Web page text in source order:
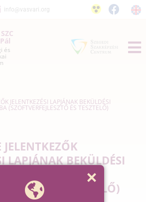
info@vasvari.org
és
JELENTKEZÉSI LAPJÁNAK BEKÜLDÉSI
(SZOFTVERFEJLESZTŐ ÉS TESZTELŐ)
LAPJÁNAK BEKÜLDÉSI
CSCSKIK-BA
ÉS TESZTELŐ)